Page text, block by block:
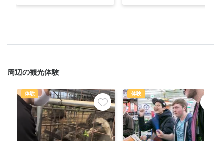
周辺の観光体験
体験 体験